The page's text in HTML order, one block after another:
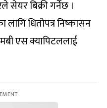
सेयर बिक्री गर्नेछ ।
धितोपत्र निष्कासन
एस क्यापिटललाई